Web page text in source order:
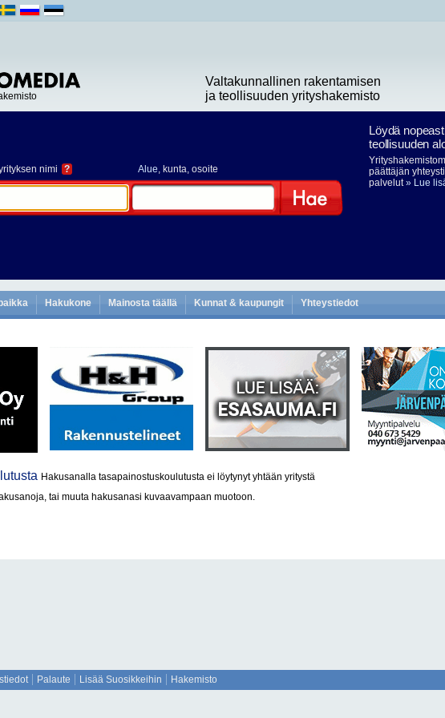
Valtakunnallinen rakentamisen
ja teollisuuden yrityshakemisto
nimi ? Alue, kunta, osoite
Löydä
teollisuuden
päättäjän
palvelut» Lue
Hakukone Mainosta täällä Kunnat & kaupungit Yhteystiedot
Hakusanalla tasapainostuskoulutusta ei löytynyt yhtään yritystä
tai muuta hakusanasi kuvaavampaan muotoon.
Palaute Lisää Suosikkeihin Hakemisto